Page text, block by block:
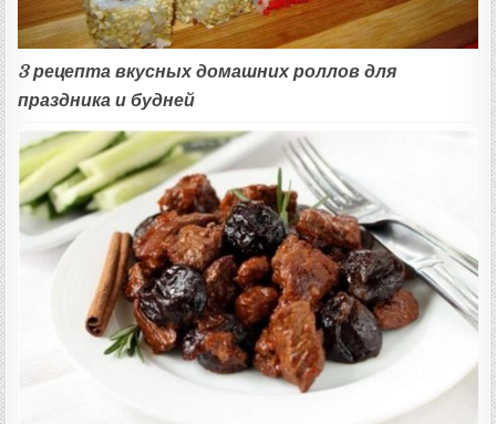
3 рецепта вкусных домашних роллов для
праздника и будней